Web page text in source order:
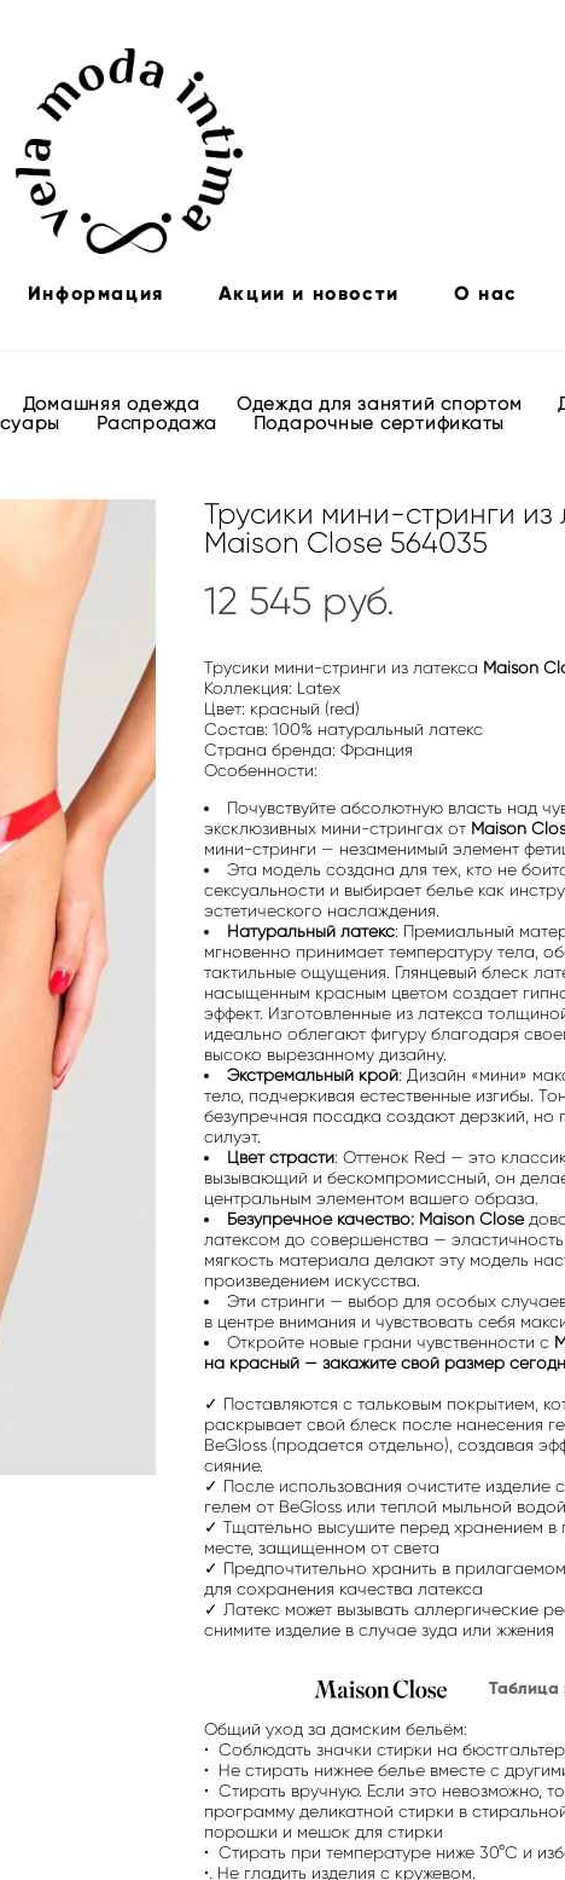
Информация Акции и новости О нас
Домашняя одежда Одежда для занятий спортом
Распродажа Подарочные сертификаты
Трусики мини-стринги из
Maison Close 564035
12 545 pуб.
Трусики мини-стринги из латекса Maison
Коллекция: Latex
Цвет: красный (red)
Состав: 100% натуральный латекс
Страна бренда: Франция
Особенности:
Почувствуйте абсолютную власть над
эксклюзивных мини-стрингах от Maison
мини-стринги — незаменимый элемент
Эта модель создана для тех, кто не
сексуальности и выбирает белье как
эстетического наслаждения.
Натуральный латекс: Премиальный
мгновенно принимает температуру тела,
тактильные ощущения. Глянцевый блеск
насыщенным красным цветом создает
эффект. Изготовленные из латекса
идеально облегают фигуру благодаря
высоко вырезанному дизайну.
Экстремальный крой: Дизайн «мини»
тело, подчеркивая естественные изгибы.
безупречная посадка создают дерзкий, но
силуэт.
Цвет страсти: Оттенок Red — это
вызывающий и бескомпромиссный, он
центральным элементом вашего образа.
Безупречное качество: Maison Close
латексом до совершенства —
мягкость материала делают эту модель
произведением искусства.
Эти стринги — выбор для особых
в центре внимания и чувствовать себя
Откройте новые грани чувственности с
на красный — закажите свой размер
✓ Поставляются с тальковым покрытием,
раскрывает свой блеск после нанесения
BeGloss (продается отдельно), создавая
сияние.
✓ После использования очистите
гелем от BeGloss или теплой мыльной водой
✓ Тщательно высушите перед хранением в
месте, защищенном от света
✓ Предпочтительно хранить в
для сохранения качества латекса
✓ Латекс может вызывать аллергические
снимите изделие в случае зуда или жжения
Таблица
Общий уход за дамским бельём:
• Соблюдать значки стирки на
• Не стирать нижнее белье вместе с
• Стирать вручную. Если это невозможно,
программу деликатной стирки в
порошки и мешок для стирки
• Стирать при температуре ниже 30°C и
•. Не гладить изделия с кружевом.